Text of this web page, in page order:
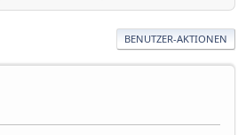
BENUTZER-AKTIONEN